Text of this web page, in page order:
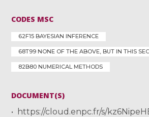
CODES MSC
62F15 BAYESIAN INFERENCE
68T99 NONE OF THE ABOVE, BUT IN THIS
82B80 NUMERICAL METHODS
DOCUMENT(S)
https://cloud.enpc.fr/s/